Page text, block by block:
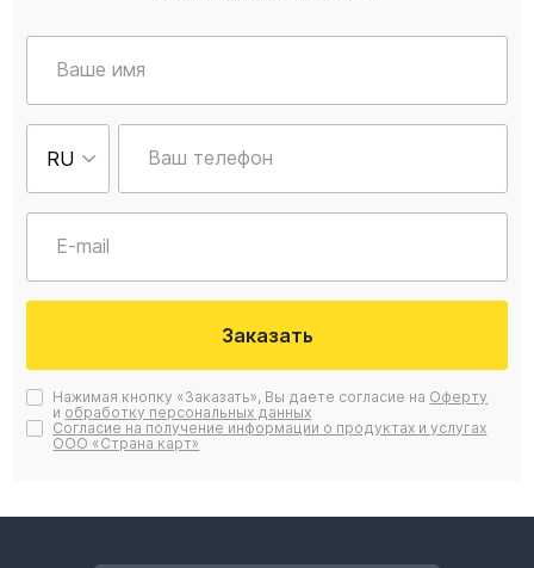
Ваше имя
Ваш телефон
E-mail
Заказать
Нажимая кнопку «Заказать», Вы даете согласие на Оферту
и обработку персональных данных
Согласие на получение информации о продуктах и услугах
ООО «Страна карт»